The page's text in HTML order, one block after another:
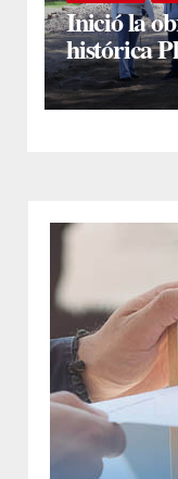
Inició la
histórica
Yanina
primeros